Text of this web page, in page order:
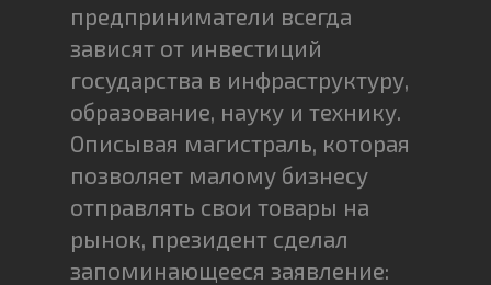
предприниматели всегда
зависят от инвестиций
государства в инфраструктуру,
образование, науку и технику.
Описывая магистраль, которая
позволяет малому бизнесу
отправлять свои товары на
рынок, президент сделал
запоминающееся заявление: